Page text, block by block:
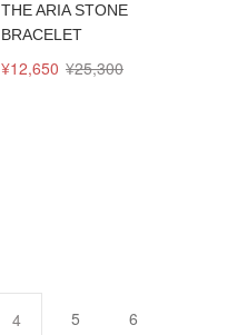
THE ARIA STONE
BRACELET
¥12,650 ¥25,300
4 5 6